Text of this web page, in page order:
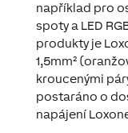
například pro
spoty a LED
produkty je
1,5mm²
kroucenými
postaráno o
napájení